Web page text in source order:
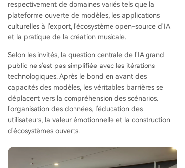
respectivement de domaines variés tels que la
plateforme ouverte de modèles, les applications
culturelles à l'export, l'écosystème open-source d'IA
et la pratique de la création musicale.
Selon les invités, la question centrale de l'IA grand
public ne s'est pas simplifiée avec les itérations
technologiques. Après le bond en avant des
capacités des modèles, les véritables barrières se
déplacent vers la compréhension des scénarios,
l'organisation des données, l'éducation des
utilisateurs, la valeur émotionnelle et la construction
d'écosystèmes ouverts.